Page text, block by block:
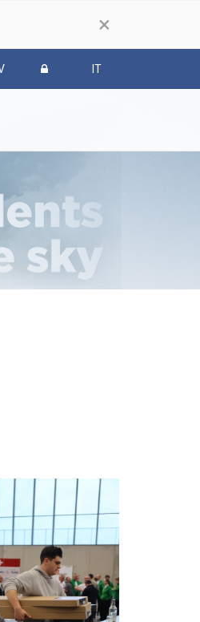
×
IT